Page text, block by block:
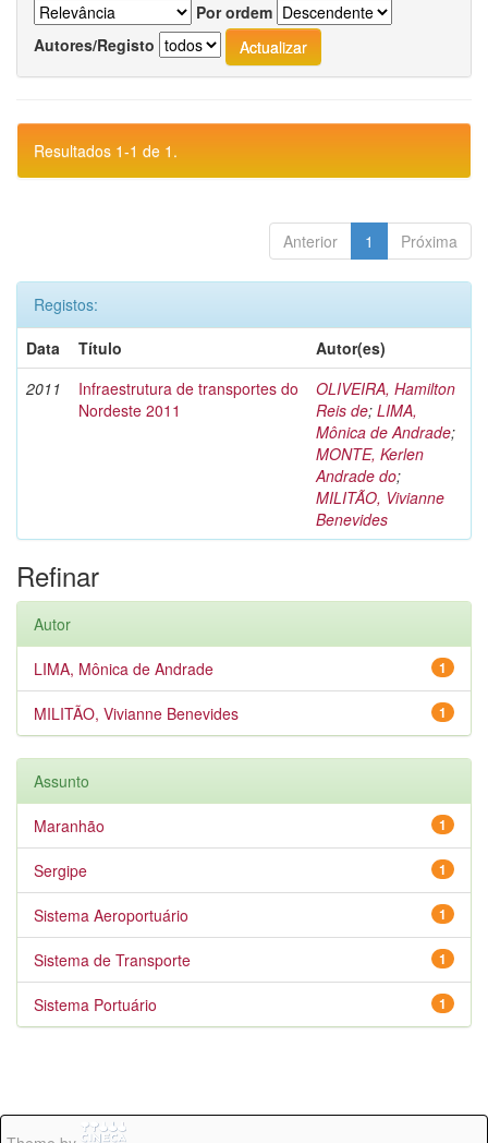
Por ordem
Autores/Registo
Resultados 1-1 de 1.
Anterior 1 Próxima
Registos:
Data
Título
Autor(es)
2011
Infraestrutura de transportes do
Nordeste 2011
OLIVEIRA, Hamilton
Reis de; LIMA,
Mônica de Andrade;
MONTE, Kerlen
Andrade do;
MILITÃO, Vivianne
Benevides
Refinar
Autor
1
LIMA, Mônica de Andrade
1
MILITÃO, Vivianne Benevides
Assunto
1
Maranhão
1
Sergipe
1
Sistema Aeroportuário
1
Sistema de Transporte
1
Sistema Portuário